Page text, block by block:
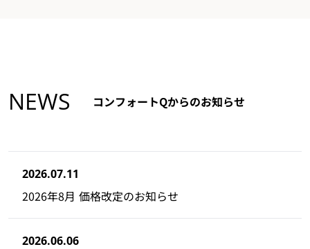
NEWS コンフォートQからのお知らせ
2026.07.11
2026年8月 価格改定のお知らせ
2026.06.06